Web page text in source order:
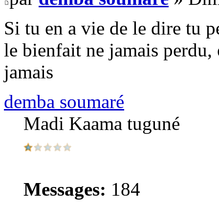
Si tu en a vie de le dire tu
le bienfait ne jamais
jamais
demba soumaré
Madi Kaama tuguné
Messages: 184